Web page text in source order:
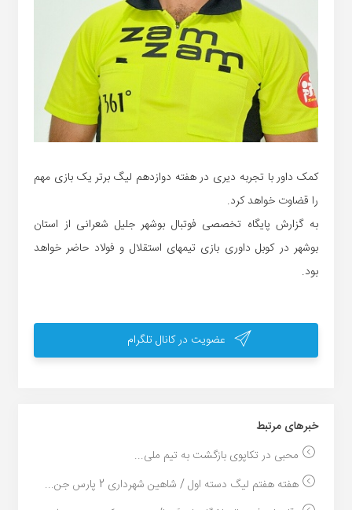
کمک داور با تجربه دیری در هفته دوازدهم لیگ برتر یک بازی مهم
را قضاوت خواهد کرد.
به گزارش پایگاه تخصصی فوتبال بوشهر جلیل شعرانی از استان
بوشهر در کوبل داوری بازی تیمهای استقلال و فولاد حاضر خواهد
بود.
عضویت در کانال تلگرام
خبر‌های مرتبط
محبی در تکاپوی بازگشت به تیم ملی...
هفته هفتم لیگ دسته اول / شاهین شهرداری 2 پارس جن...